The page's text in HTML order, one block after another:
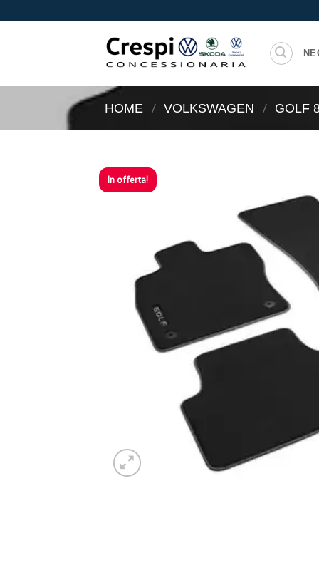
HOME / VOLKSWAGEN / GOLF
In offerta!